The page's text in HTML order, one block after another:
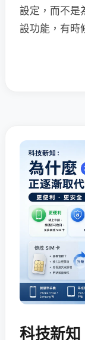
設定，而不是
設功能，有時
科技新知